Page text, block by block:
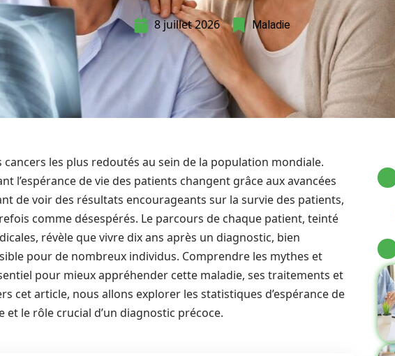
8 juillet 2026 Maladie
cancers les plus redoutés au sein de la population mondiale.
l’espérance de vie des patients changent grâce aux avancées
de voir des résultats encourageants sur la survie des patients,
comme désespérés. Le parcours de chaque patient, teinté
révèle que vivre dix ans après un diagnostic, bien
pour de nombreux individus. Comprendre les mythes et
pour mieux appréhender cette maladie, ses traitements et
cet article, nous allons explorer les statistiques d’espérance de
le rôle crucial d’un diagnostic précoce.